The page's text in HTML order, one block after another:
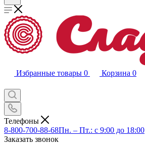
Избранные товары 0 Корзина 0
Телефоны
8-800-700-88-68Пн. – Пт.: с 9:00 до 18:00
Заказать звонок